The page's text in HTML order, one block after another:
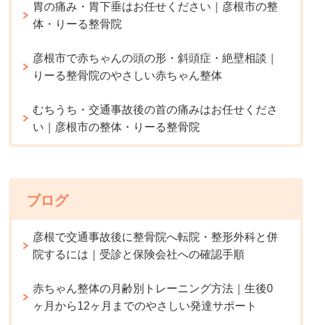
胃の痛み・胃下垂はお任せください｜彦根市の整
体・りーる整骨院
彦根市で赤ちゃんの頭の形・斜頭症・絶壁相談｜
りーる整骨院のやさしい赤ちゃん整体
むちうち・交通事故後の首の痛みはお任せくださ
い｜彦根市の整体・りーる整骨院
ブログ
彦根で交通事故後に整骨院へ転院・整形外科と併
院するには｜受診と保険会社への確認手順
赤ちゃん整体の月齢別トレーニング方法｜生後0
ヶ月から12ヶ月までのやさしい発達サポート